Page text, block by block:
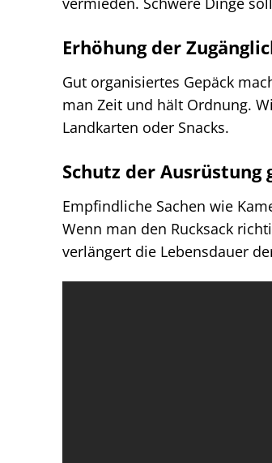
Erhöhung der
Gut organisiertes Gepäck
man Zeit und hält Ordnung.
Landkarten oder Snacks.
Schutz der Ausrüstung
Empfindliche Sachen wie
Wenn man den Rucksack
verlängert die Lebensdauer